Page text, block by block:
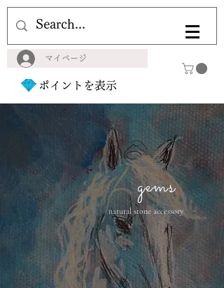
マイページ
ポイントを表示
gems
natural stone accessory